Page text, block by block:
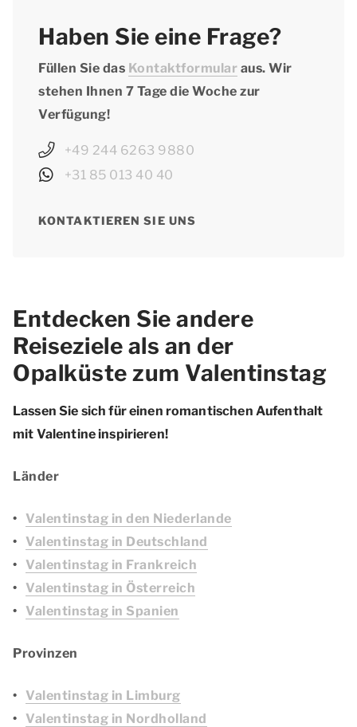
Haben Sie eine Frage?
Füllen Sie das Kontaktformular aus. Wir
stehen Ihnen 7 Tage die Woche zur
Verfügung!
+49 244 6263 9880
+31 85 013 40 40
KONTAKTIEREN SIE UNS
Entdecken Sie andere
Reiseziele als an der
Opalküste zum Valentinstag
Lassen Sie sich für einen romantischen Aufenthalt
mit Valentine inspirieren!
Länder
Valentinstag in den Niederlande
Valentinstag in Deutschland
Valentinstag in Frankreich
Valentinstag in Österreich
Valentinstag in Spanien
Provinzen
Valentinstag in Limburg
Valentinstag in Nordholland